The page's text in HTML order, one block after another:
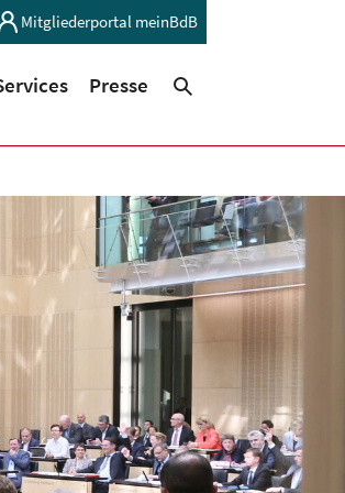
Mitgliederportal meinBdB
(current)
Presse